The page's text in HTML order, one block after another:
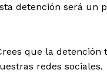
detención será un
que la
redes sociales.